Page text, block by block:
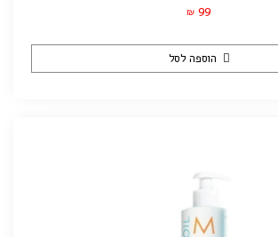
₪ 99
הוספה לסל